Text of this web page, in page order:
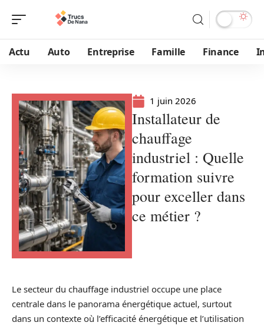
Actu Auto Entreprise Famille Finance
1 juin 2026
Installateur de
chauffage
industriel : Quelle
formation suivre
pour exceller dans
ce métier ?
Le secteur du chauffage industriel occupe une place
centrale dans le panorama énergétique actuel, surtout
dans un contexte où l’efficacité énergétique et l’utilisation